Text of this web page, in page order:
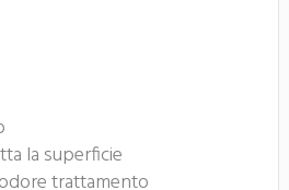
la superficie
trattamento